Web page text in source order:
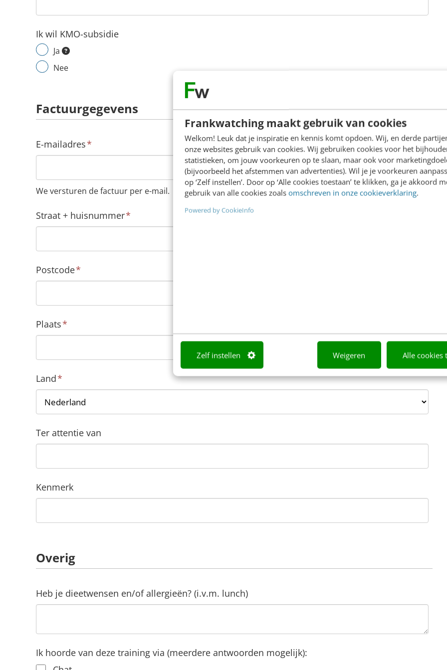
Frankwatching maakt gebruik van cookies
Welkom! Leuk dat je inspiratie en kennis komt opdoen. Wij, en derde
onze websites gebruik van cookies. Wij gebruiken cookies voor het
statistieken, om jouw voorkeuren op te slaan, maar ook voor
(bijvoorbeeld het afstemmen van advertenties). Wil je je voorkeuren
op ‘Zelf instellen’. Door op ‘Alle cookies toestaan’ te klikken, ga je akkoord
gebruik van alle cookies zoals omschreven in onze cookieverklaring.
Powered by CookieInfo
Zelf instellen Weigeren Alle cookies
Ik wil KMO-subsidie
Ja
De (online) trainingen en opleidingen van Frankwatching zijn gecertificeerd voor de kmo-
Nee
Factuurgegevens
E-mailadres*
We versturen de factuur per e-mail.
Straat + huisnummer*
Postcode*
Plaats*
Land*
Ter attentie van
Kenmerk
Overig
Heb je dieetwensen en/of allergieën? (i.v.m. lunch)
Ik hoorde van deze training via (meerdere antwoorden mogelijk):